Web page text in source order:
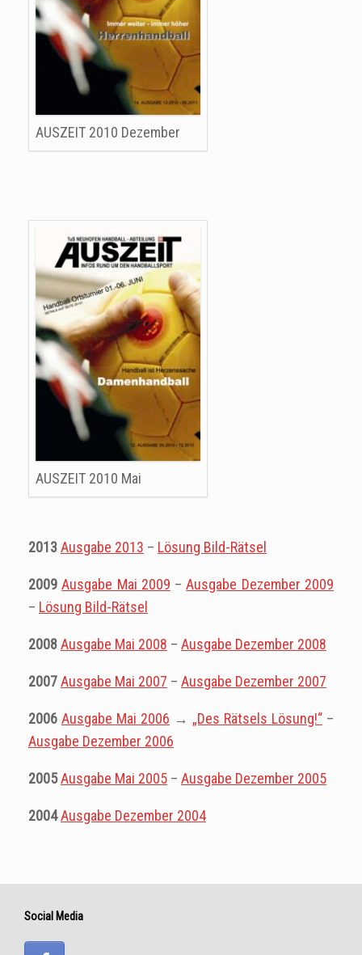
AUSZEIT 2010 Dezember
AUSZEIT 2010 Mai
2013Ausgabe 2013 – Lösung Bild-Rätsel
2009 Ausgabe Mai 2009 –Ausgabe Dezember 2009
– Lösung Bild-Rätsel
2008Ausgabe Mai 2008 – Ausgabe Dezember 2008
2007Ausgabe Mai 2007 – Ausgabe Dezember 2007
2006 Ausgabe Mai 2006 → „Des Rätsels Lösung!“ –
Ausgabe Dezember 2006
2005Ausgabe Mai 2005 – Ausgabe Dezember 2005
2004Ausgabe Dezember 2004
Social Media